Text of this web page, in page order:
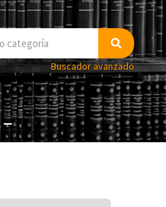
Buscador avanzado